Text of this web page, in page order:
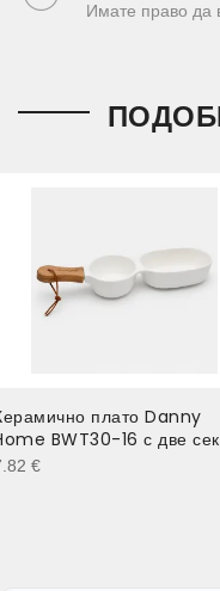
Имате право да
плато Danny
BWT30-16 с две
€